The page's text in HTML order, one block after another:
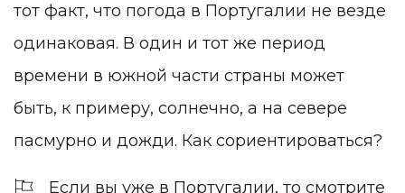
тот факт, что погода в Португалии не везде
одинаковая. В один и тот же период
времени в южной части страны может
быть, к примеру, солнечно, а на севере
пасмурно и дожди. Как сориентироваться?
Если вы уже в Португалии, то смотрите